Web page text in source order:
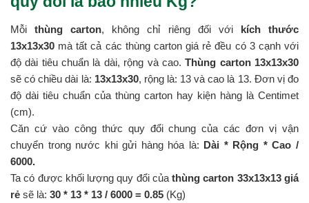
Mỗithùng carton, không chỉ riêng đối với kích thước
13x13x30 mà tất cả các thùng carton giá rẻ đều có 3 cạnh với
độ dài tiêu chuẩn là dài, rộng và cao.Thùng carton 13x13x30
sẽ có chiều dài là: 13x13x30, rộng là: 13 và cao là 13. Đơn vị đo
độ dài tiêu chuẩn của thùng carton hay kiện hàng là Centimet
(cm).
Căn cứ vào công thức quy đổi chung của các đơn vị vận
chuyển trong nước khi gửi hàng hóa là: Dài * Rộng * Cao /
6000.
Ta có được khối lượng quy đổi củathùng carton 33x13x13 giá
rẻ sẽ là: 30 * 13 * 13 / 6000 = 0.85 (Kg)